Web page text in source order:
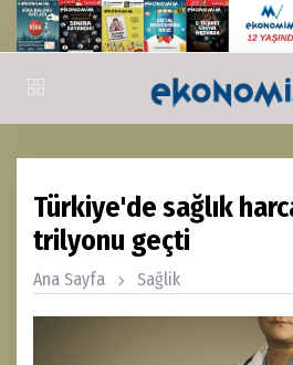
Türkiye'de sağlık
trilyonu geçti
Ana Sayfa Sağlik